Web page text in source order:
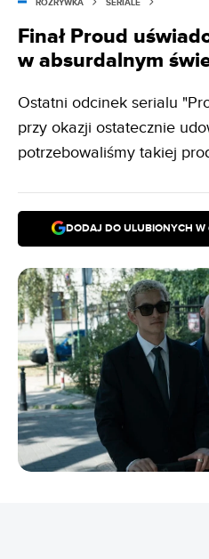
ROZRYWKA SERIALE
Finał Proud
w absurdalnym
Ostatni odcinek serialu
przy okazji ostatecznie
potrzebowaliśmy takiej
DODAJ DO ULUBIONYCH W